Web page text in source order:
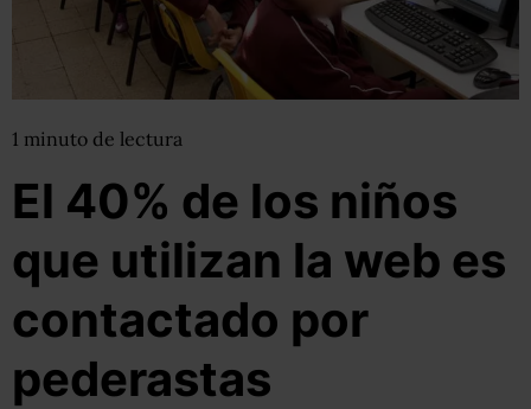
1 minuto de lectura
El 40% de los niños
que utilizan la web es
contactado por
pederastas